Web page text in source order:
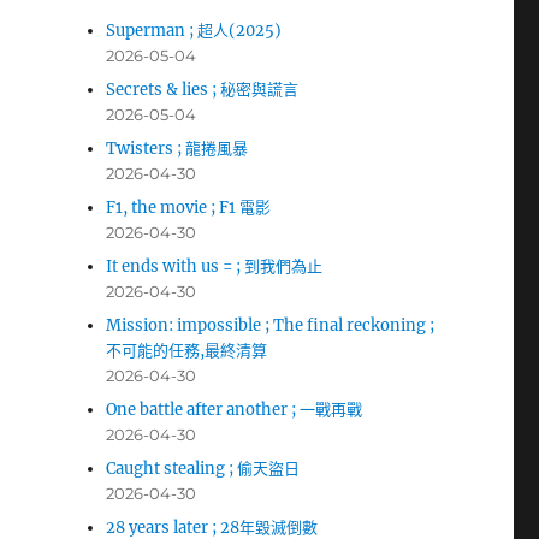
Superman ; 超人(2025)
2026-05-04
Secrets & lies ; 秘密與謊言
2026-05-04
Twisters ; 龍捲風暴
2026-04-30
F1, the movie ; F1 電影
2026-04-30
It ends with us = ; 到我們為止
2026-04-30
Mission: impossible ; The final reckoning ;
不可能的任務,最終清算
2026-04-30
One battle after another ; 一戰再戰
2026-04-30
Caught stealing ; 偷天盜日
2026-04-30
28 years later ; 28年毀滅倒數